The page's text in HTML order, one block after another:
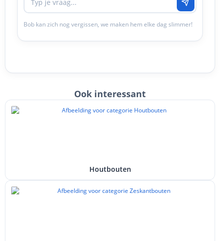
Bob kan zich nog vergissen, we maken hem elke dag slimmer!
Ook interessant
Houtbouten